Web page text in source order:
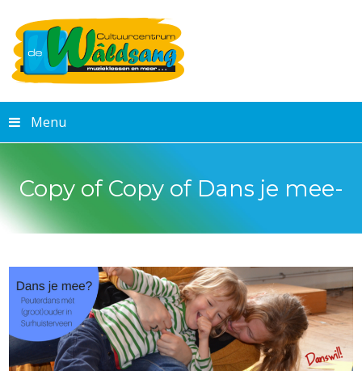
Menu
Copy of Copy of Dans je mee-